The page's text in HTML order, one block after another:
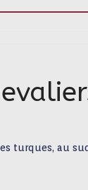
turques, au